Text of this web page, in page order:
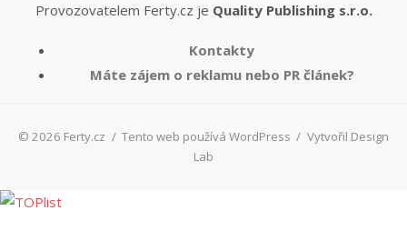
Provozovatelem Ferty.cz je Quality Publishing s.r.o.
Kontakty
Máte zájem o reklamu nebo PR článek?
© 2026 Ferty.cz / Tento web používá WordPress / Vytvořil Design
Lab